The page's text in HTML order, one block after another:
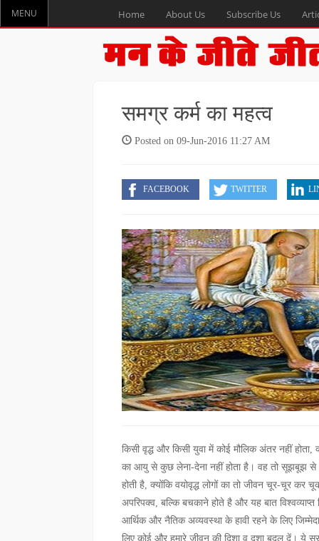
MENU Home About Us Subscribe Us
समग्र कर्म का महत्व
Posted on 09-Jun-2016 11:27 AM
किसी वृद्ध और किसी युवा में कोई मौलिक अंतर नहीं
का आयु से कुछ लेना-देना नहीं होता है। वह तो सूझबूझ
होती है, क्योंकि वयोवृद्ध लोगों का तो जीवन चूर-चूर कर
अपरिपक्व, बल्कि बचकाने होते है और यह बात
आर्थिक और नैतिक अव्यवस्था के हावी रहने के लिए
लिए कोई और हमारे जीवन की दिशा व दशा बदल दें। ये